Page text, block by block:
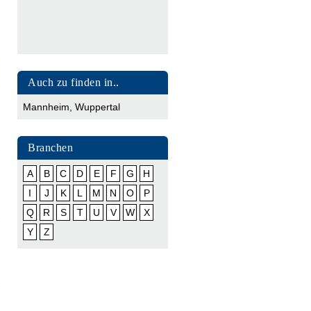
Auch zu finden in..
Mannheim Wuppertal
Branchen
A B C D E F G
H
I
J K L M N O
P
Q
R S T U V W
X
Y
Z